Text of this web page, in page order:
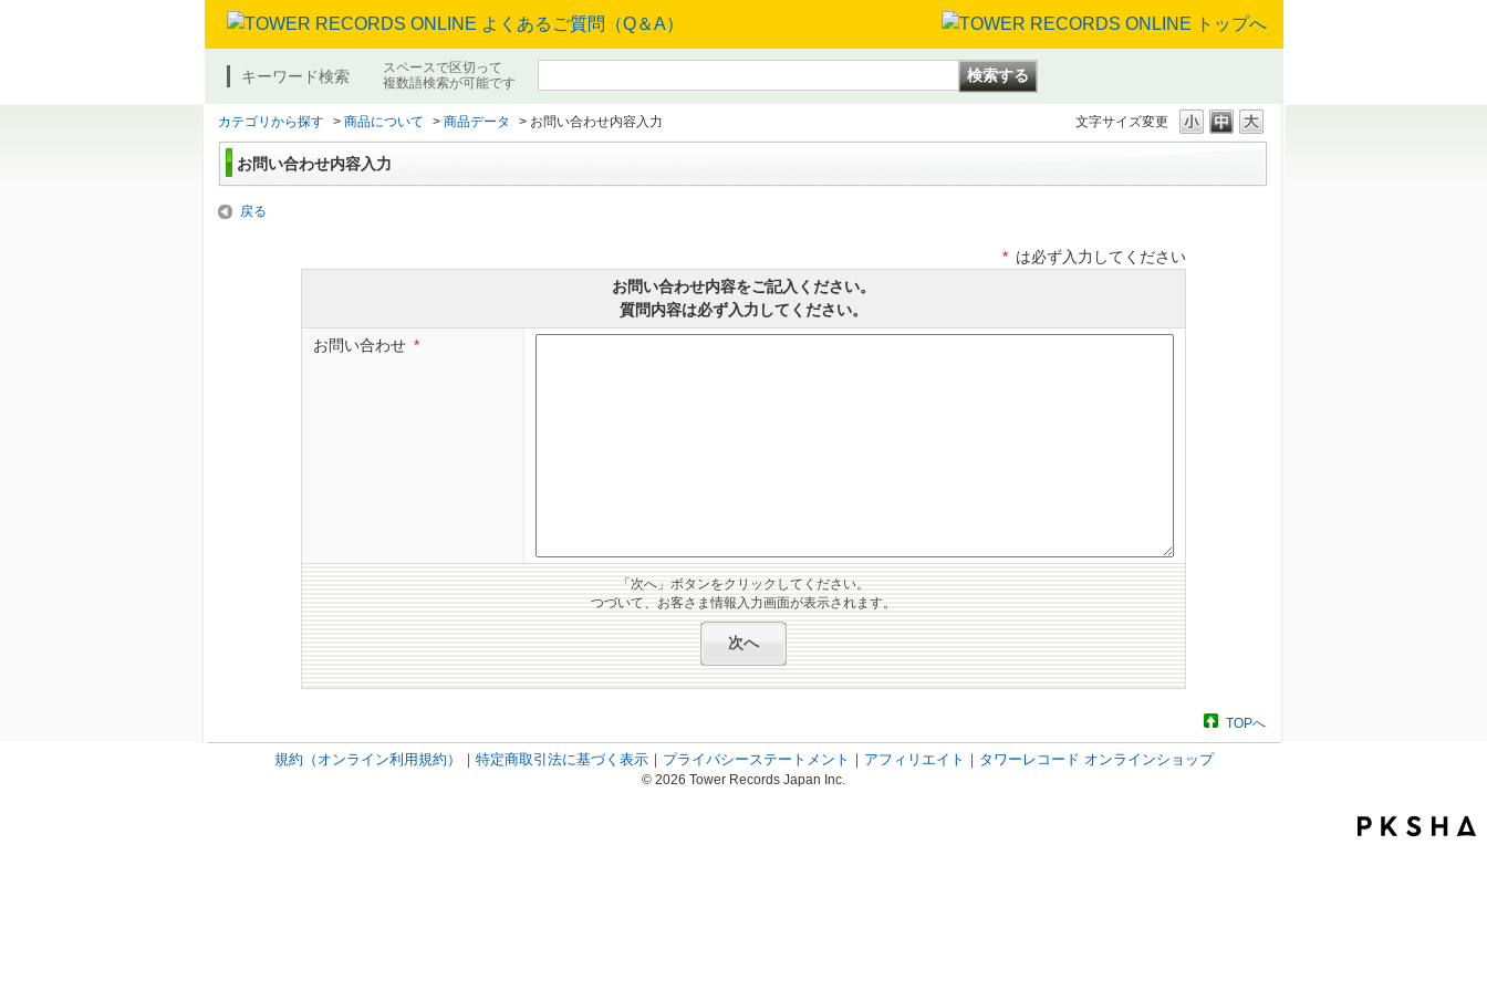
キーワード検索
スペースで区切って
複数語検索が可能です
文字サイズ変更
カテゴリから探す > 商品について > 商品データ > お問い合わせ内容入力
お問い合わせ内容入力
戻る
* は必ず入力してください
お問い合わせ内容をご記入ください。
質問内容は必ず入力してください。
お問い合わせ *
「次へ」ボタンをクリックしてください。
つづいて、お客さま情報入力画面が表示されます。
TOPへ
規約（オンライン利用規約） ｜ 特定商取引法に基づく表示｜ プライバシーステートメント ｜ アフィリエイト ｜ タワーレコード オンラインショップ
© 2026 Tower Records Japan Inc.